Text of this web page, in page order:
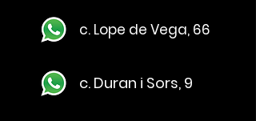
c. Duran i Sors, 9
c. Lope de Vega, 66